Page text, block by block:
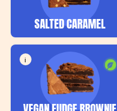
SALTED CARAMEL
i